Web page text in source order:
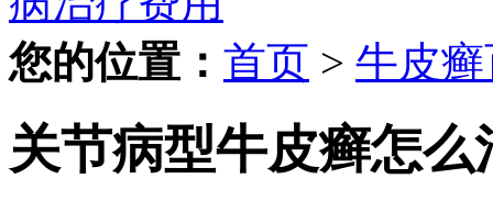
您的位置： 首页 > 牛皮
关节病型牛皮癣怎么